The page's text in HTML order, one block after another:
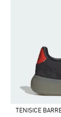
TENISICE